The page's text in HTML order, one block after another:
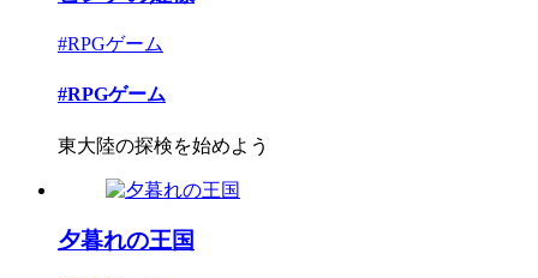
#RPGゲーム
#RPGゲーム
東大陸の探検を始めよう
夕暮れの王国